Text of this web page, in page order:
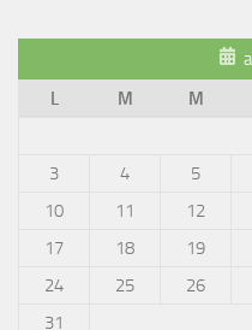
L
M M
3
4 5
10
11 12
17
18 19
24
25 26
31